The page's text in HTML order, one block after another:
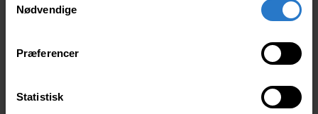
Nødvendige
Præferencer
Statistisk